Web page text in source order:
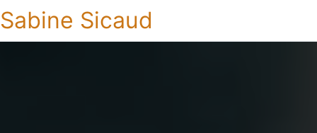
Sabine Sicaud